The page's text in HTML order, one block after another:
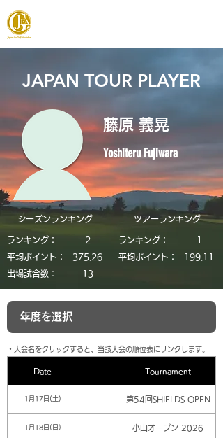
JAPAN TOUR PLAYER
藤原 義晃
Yoshiteru Fujiwara
シーズンランキング
ランキング：
2
平均ポイント：
375.26
​出場試合数：
13
​ツアーランキング
ランキング：
1
平均ポイント：
199.11
​・大会名をクリックすると、当該大会の順位表にリンクします。
Date Tournament
1月17日(土) 第54回SHIELDS OPEN
1月18日(日) 小山オープン 2026